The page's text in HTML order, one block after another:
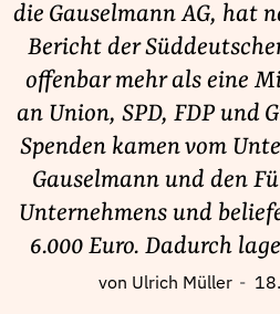
Unsere Schwerpunkte
Lobbykontrolle und Regeln
Lobbyismus und Klima
Macht der Digitalkonzerne
Spenden & Fördern
Fördermitglied werden
Jetzt Spenden
die Gauselmann AG, hat
Bericht der
offenbar mehr als eine
an Union, SPD, FDP und
Spenden kamen vom
Gauselmann und den
Unternehmens und
6.000 Euro. Dadurch
von Ulrich Müller